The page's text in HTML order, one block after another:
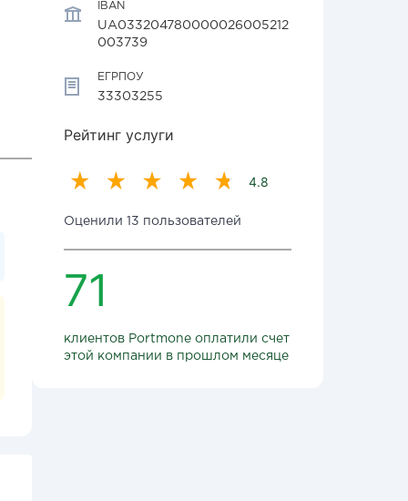
IBAN
UA033204780000026005212
003739
ЕГРПОУ
33303255
Рейтинг услуги
4.8
Оценили 13 пользователей
71
клиентов Portmone оплатили счет
этой компании в прошлом месяце